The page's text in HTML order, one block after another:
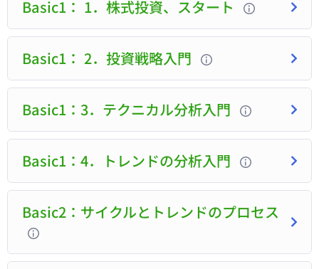
Basic1： 1．株式投資、スタート
Basic1： 2．投資戦略入門
Basic1：3．テクニカル分析入門
Basic1：4．トレンドの分析入門
Basic2：サイクルとトレンドのプロセス